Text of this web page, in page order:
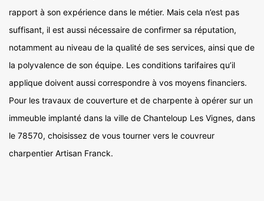
rapport à son expérience dans le métier. Mais cela n’est pas
suffisant, il est aussi nécessaire de confirmer sa réputation,
notamment au niveau de la qualité de ses services, ainsi que de
la polyvalence de son équipe. Les conditions tarifaires qu’il
applique doivent aussi correspondre à vos moyens financiers.
Pour les travaux de couverture et de charpente à opérer sur un
immeuble implanté dans la ville de Chanteloup Les Vignes, dans
le 78570, choisissez de vous tourner vers le couvreur
charpentier Artisan Franck.